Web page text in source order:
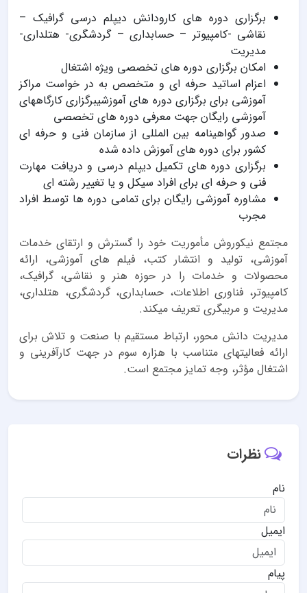
برگزاری دوره های کارودانش دیپلم درسی گرافیک –
نقاشی -کامپیوتر – حسابداری – گردشگری- هتلداری-
مدیریت
امکان برگزاری دوره های تخصصی ویژه اشتغال
اعزام اساتید حرفه ای و متخصص به در خواست مراکز
آموزشی برای برگزاری دوره های آموزشیبرگزاری کارگاههای
آموزشی رایگان جهت معرفی دوره های تخصصی
صدور گواهینامه بین المللی از سازمان فنی و حرفه ای
کشور برای دوره های آموزش داده شده
برگزاری دوره های تکمیل دیپلم درسی و دریافت مهارت
فنی و حرفه ای برای افراد سیکل و یا تغییر رشته ای
مشاوره آموزشی رایگان برای تمامی دوره ها توسط افراد
مجرب
مجتمع نیکوروش مأموریت خود را گسترش و ارتقای خدمات
آموزشی، تولید و انتشار کتب، فیلم های آموزشی، ارائه
محصولات و خدمات را در حوزه هنر و نقاشی، گرافیک،
کامپیوتر، فناوری اطلاعات، حسابداری، گردشگری، هتلداری،
مدیریت و مربیگری تعریف میکند.
مدیریت دانش محور، ارتباط مستقیم با صنعت و تلاش برای
ارائه فعالیتهای متناسب با هزاره سوم در جهت کارآفرینی و
اشتغال مؤثر، وجه تمایز مجتمع است.
نظرات
نام
ایمیل
پیام